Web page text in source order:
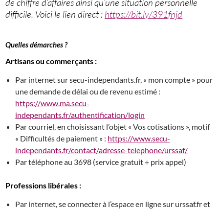
de chiffre d’affaires ainsi qu’une situation personnelle
difficile. Voici le lien direct : https://bit.ly/391fnjd
Quelles démarches ?
Artisans ou commerçants :
Par internet sur secu-independants.fr, « mon compte » pour
une demande de délai ou de revenu estimé :
https://www.ma.secu-
independants.fr/authentification/login
Par courriel, en choisissant l’objet « Vos cotisations », motif
« Difficultés de paiement » : https://www.secu-
independants.fr/contact/adresse-telephone/urssaf/
Par téléphone au 3698 (service gratuit + prix appel)
Professions libérales :
Par internet, se connecter à l’espace en ligne sur urssaf.fr et